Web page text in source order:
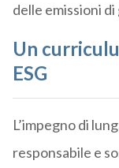
delle emissioni
Un
ESG
L’impegno di
responsabile e